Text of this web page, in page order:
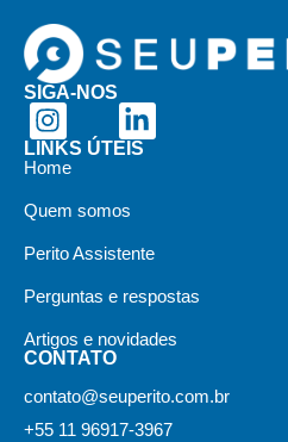
SIGA-NOS
LINKS ÚTEIS
Home
Quem somos
Perito Assistente
Perguntas e respostas
Artigos e novidades
CONTATO
contato@seuperito.com.br
+55 11 96917-3967